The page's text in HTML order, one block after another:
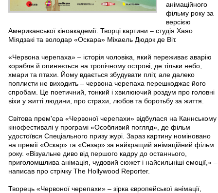
анімаційного
фільму року за
версією
Американської кіноакадемії. Творці картини – студія Хаяо
Міядзакі та володар «Оскара» Міхаель Дюдок де Віт.
«Червона черепаха» – історія чоловіка, який переживає аварію
корабля й опиняється на тропічному острові, де тільки небо,
хмари та птахи. Йому вдається збудувати пліт, але далеко
поплисти не виходить – червона черепаха перешкоджає його
спробам. Це поетичний, тонкий і хвилюючий роздум про головні
віхи у житті людини, про страхи, любов та боротьбу за життя.
Світова прем'єра «Червоної черепахи» відбулася на Каннському
кінофестивалі у програмі «Особливий погляд», де фільм
удостоївся Спеціального призу журі. Зараз картину номіновано
на премії «Оскар» та «Сезар» за найкращий анімаційний фільм
року. «Візуальне диво від першого кадру до останнього,
приголомшлива анімація, чудовий сюжет і найсильніші емоції,» –
написав про стрічку The Hollywood Reporter.
Творець «Червоної черепахи» – зірка європейської анімації,